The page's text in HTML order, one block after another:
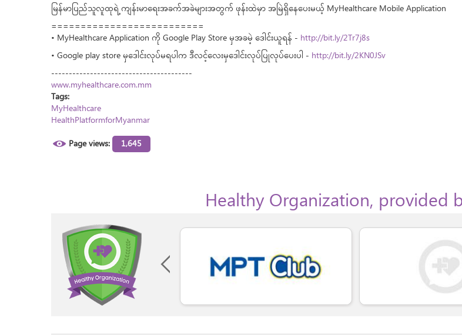
မြန်မာပြည်သူလူထုရဲ့ ကျန်းမာရေးအခက်အခဲများအတွက် ဖုန်းထဲမှာ အမြဲရှိနေပေးမယ့် MyHealthcare Mobile Application
==========================
• MyHealthcare Application ကို Google Play Store မှအခမဲ့ ဒေါင်းယူရန် - http://bit.ly/2Tr7j8s
• Google play store မှဒေါင်းလုပ်မရပါက ဒီလင့်လေးမှဒေါင်းလုပ်ပြုလုပ်ပေးပါ - http://bit.ly/2KN0JSv
----------------------------------------
www.myhealthcare.com.mm
Tags:
MyHealthcare
HealthPlatformforMyanmar
Page views:
1,645
Healthy Organization, provided